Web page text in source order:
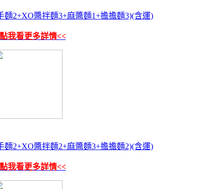
麵2+XO醬拌麵3+麻醬麵1+擔擔麵3)(含運)
我看更多詳情<<
麵2+XO醬拌麵2+麻醬麵3+擔擔麵2)(含運)
我看更多詳情<<